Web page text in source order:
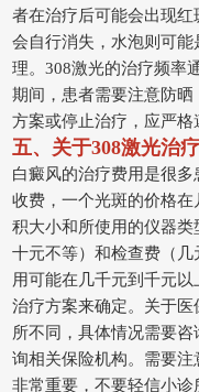
者在治疗后可能会出现
会自行消失，水泡则可
理。308激光的治疗频率
期间，患者需要注意防
方案或停止治疗，应严格
五、关于308激光治
白癜风的治疗费用是很
收费，一个光斑的价格
积大小和所使用的仪器
十元不等）和检查费（
用可能在几千元到千元
治疗方案来确定。关于
所不同，具体情况需要
询相关保险机构。需要
非常重要，不要轻信小